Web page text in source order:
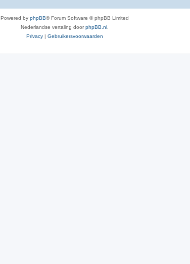
Powered by phpBB® Forum Software © phpBB Limited
Nederlandse vertaling doorphpBB.nl
Privacy | Gebruikersvoorwaarden